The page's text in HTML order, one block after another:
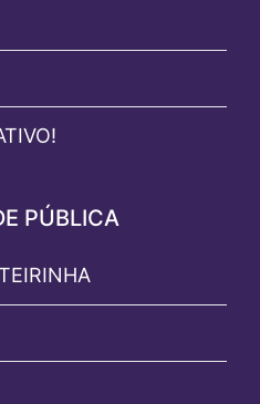
PÚBLICA